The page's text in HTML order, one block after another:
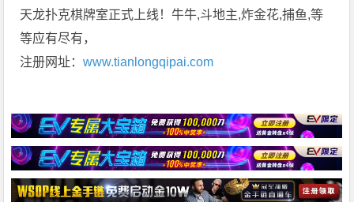
天龙扑克棋牌室正式上线！牛牛,斗地主,炸金花,捕鱼,等
等应有尽有，
注册网址：www.tianlongqipai.com